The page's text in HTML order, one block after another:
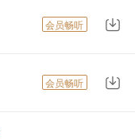
会员畅听
会员畅听